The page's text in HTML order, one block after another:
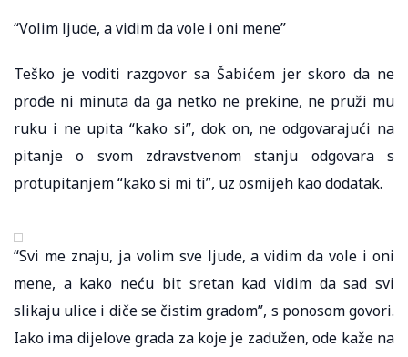
“Volim ljude, a vidim da vole i oni mene”
Teško je voditi razgovor sa Šabićem jer skoro da ne
prođe ni minuta da ga netko ne prekine, ne pruži mu
ruku i ne upita “kako si”, dok on, ne odgovarajući na
pitanje o svom zdravstvenom stanju odgovara s
protupitanjem “kako si mi ti”, uz osmijeh kao dodatak.
“Svi me znaju, ja volim sve ljude, a vidim da vole i oni
mene, a kako neću bit sretan kad vidim da sad svi
slikaju ulice i diče se čistim gradom”, s ponosom govori.
Iako ima dijelove grada za koje je zadužen, ode kaže na